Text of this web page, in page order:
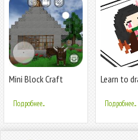
Mini Block Craft
Подробнее...
Learn to
Подробнее...